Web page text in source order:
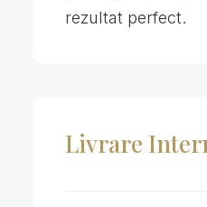
rezultat perfect.
Livrare